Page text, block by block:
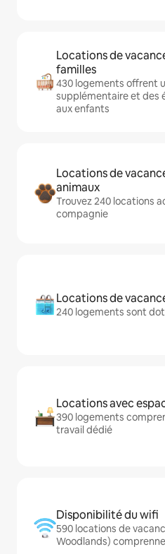
Locations de
familles
430 logements offrent
supplémentaire et des
aux enfants
Locations de
animaux
Trouvez 240 locations
compagnie
Locations de
240 logements sont
Locations avec
390 logements
travail dédié
Disponibilité du wifi
590 locations de
Woodlands)